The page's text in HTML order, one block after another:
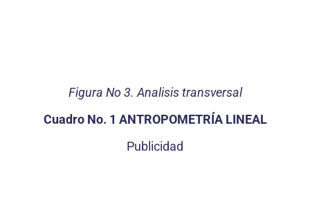
Figura No 3. Analisis transversal
Cuadro No. 1 ANTROPOMETRÍA LINEAL
Publicidad